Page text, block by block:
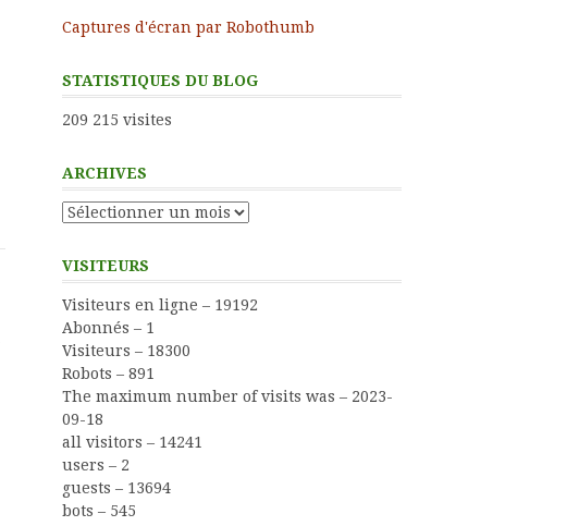
Captures d'écran par Robothumb
STATISTIQUES DU BLOG
209 215 visites
ARCHIVES
Archives
VISITEURS
Visiteurs en ligne – 19192
Abonnés – 1
Visiteurs – 18300
Robots – 891
The maximum number of visits was – 2023-
09-18
all visitors – 14241
users – 2
guests – 13694
bots – 545